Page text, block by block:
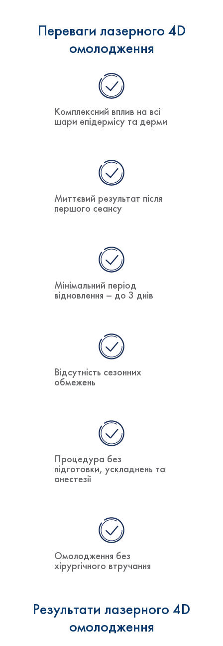
Переваги лазерного 4D
омолодження
Комплексний вплив на всі
шари епідермісу та дерми
Миттєвий результат після
першого сеансу
Мінімальний період
відновлення – до 3 днів
Відсутність сезонних
обмежень
Процедура без
підготовки, ускладнень та
анестезії
Омолодження без
хірургічного втручання
Результати лазерного 4D
омолодження